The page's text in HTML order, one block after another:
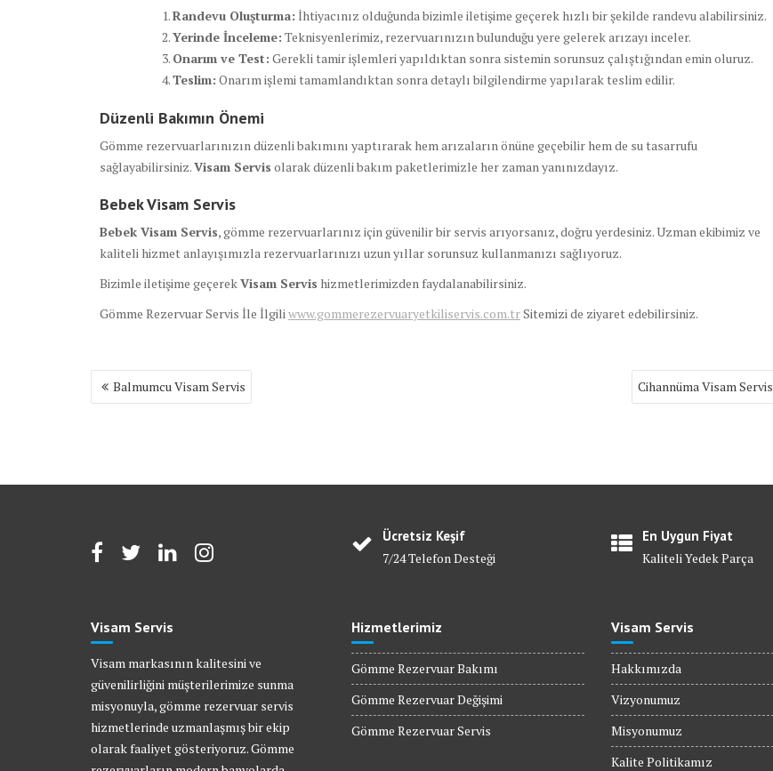
Randevu Oluşturma: İhtiyacınız olduğunda bizimle iletişime geçerek hızlı bir şekilde randevu alabilirsiniz.
Yerinde İnceleme: Teknisyenlerimiz, rezervuarınızın bulunduğu yere gelerek arızayı inceler.
Onarım ve Test: Gerekli tamir işlemleri yapıldıktan sonra sistemin sorunsuz çalıştığından emin oluruz.
Teslim: Onarım işlemi tamamlandıktan sonra detaylı bilgilendirme yapılarak teslim edilir.
Düzenli Bakımın Önemi
Gömme rezervuarlarınızın düzenli bakımını yaptırarak hem arızaların önüne geçebilir hem de su tasarrufu
sağlayabilirsiniz.Visam Servis olarak düzenli bakım paketlerimizle her zaman yanınızdayız.
Bebek Visam Servis
Bebek Visam Servis, gömme rezervuarlarınız için güvenilir bir servis arıyorsanız, doğru yerdesiniz. Uzman ekibimiz ve
kaliteli hizmet anlayışımızla rezervuarlarınızı uzun yıllar sorunsuz kullanmanızı sağlıyoruz.
Bizimle iletişime geçerekVisam Servis hizmetlerimizden faydalanabilirsiniz.
Gömme Rezervuar Servis İle İlgiliwww.gommerezervuaryetkiliservis.com.trSitemizi de ziyaret edebilirsiniz.
Yazı
gezinmesi
Balmumcu Visam Servis Cihannüma Visam Servis
Ücretsiz Keşif
7/24 Telefon Desteği
En Uygun Fiyat
Kaliteli Yedek Parça
Visam Servis
Visam markasının kalitesini ve
güvenilirliğini müşterilerimize sunma
misyonuyla, gömme rezervuar servis
hizmetlerinde uzmanlaşmış bir ekip
olarak faaliyet gösteriyoruz. Gömme
Hizmetlerimiz
Gömme Rezervuar Bakımı
Gömme Rezervuar Değişimi
Gömme Rezervuar Servis
Visam Servis
Hakkımızda
Vizyonumuz
Misyonumuz
Kalite Politikamız